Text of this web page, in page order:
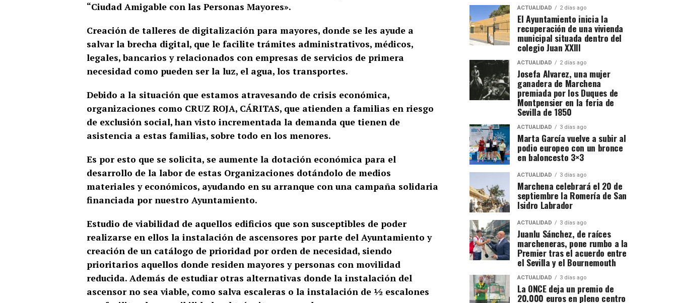
“Ciudad Amigable con las Personas Mayores».
Creación de talleres de digitalización para mayores, donde se les ayude a
salvar la brecha digital, que le facilite trámites administrativos, médicos,
legales, bancarios y relacionados con empresas de servicios de primera
necesidad como pueden ser la luz, el agua, los transportes.
Debido a la situación que estamos atravesando de crisis económica,
organizaciones como CRUZ ROJA, CÁRITAS, que atienden a familias en riesgo
de exclusión social, han visto incrementada la demanda que tienen de
asistencia a estas familias, sobre todo en los menores.
Es por esto que se solicita, se aumente la dotación económica para el
desarrollo de la labor de estas Organizaciones dotándolo de medios
materiales y económicos, ayudando en su arranque con una campaña solidaria
financiada por nuestro Ayuntamiento.
Estudio de viabilidad de aquellos edificios que son susceptibles de poder
realizarse en ellos la instalación de ascensores por parte del Ayuntamiento y
creación de un catálogo de prioridad por orden de necesidad, siendo
prioritarios aquellos donde residen mayores y personas con movilidad
reducida. Además de estudiar otras alternativas donde la instalación del
ascensor no sea viable, como salva escaleras o la instalación de ½ escalones
ACTUALIDAD 2 días ago
El Ayuntamiento inicia la
recuperación de una vivienda
municipal situada dentro del
colegio Juan XXIII
ACTUALIDAD 2 días ago
Josefa Alvarez, una mujer
ganadera de Marchena
premiada por los Duques de
Montpensier en la feria de
Sevilla de 1850
ACTUALIDAD 3 días ago
Marta García vuelve a subir al
podio europeo con un bronce
en baloncesto 3×3
ACTUALIDAD 3 días ago
Marchena celebrará el 20 de
septiembre la Romería de San
Isidro Labrador
ACTUALIDAD 3 días ago
Juanlu Sánchez, de raíces
marcheneras, pone rumbo a la
Premier tras el acuerdo entre
el Sevilla y el Bournemouth
ACTUALIDAD 3 días ago
La ONCE deja un premio de
20.000 euros en pleno centro